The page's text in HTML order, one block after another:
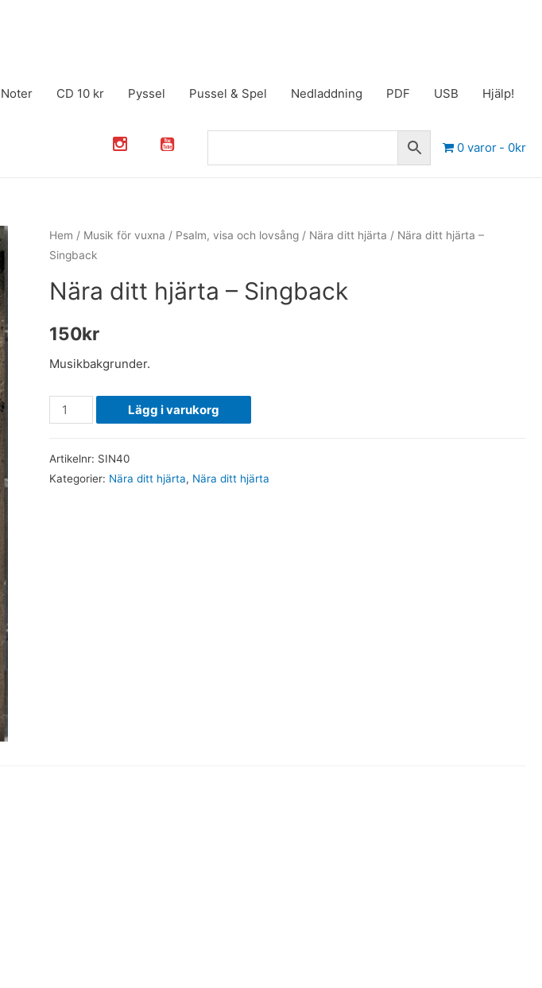
Noter CD 10 kr Pyssel Pussel & Spel Nedladdning PDF USB Hjälp!
0 varor 0kr
Hem / Musik för vuxna / Psalm, visa och lovsång / Nära ditt hjärta / Nära ditt hjärta –
Singback
Nära ditt hjärta – Singback
150kr
Musikbakgrunder.
Nära
ditt
Lägg i varukorg
Artikelnr: SIN40
Kategorier: Nära ditt hjärta, Nära ditt hjärta